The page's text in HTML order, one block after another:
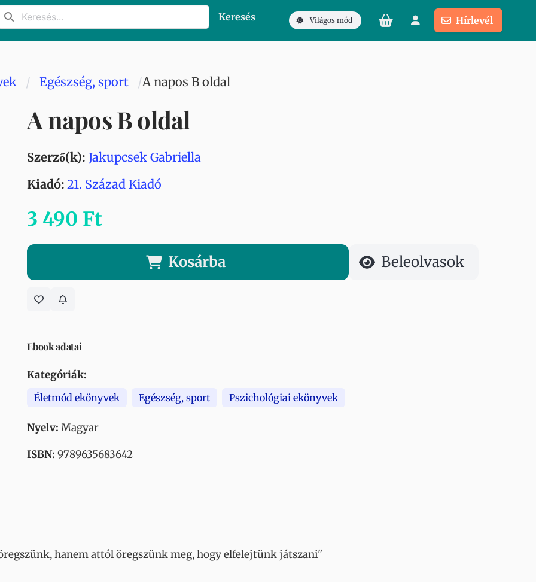
Keresés Világos mód Hírlevél
Egészség, sport A napos B oldal
A napos B oldal
Szerző(k): Jakupcsek Gabriella
Kiadó: 21. Század Kiadó
3 490 Ft
Kosárba Beleolvasok
Ebook adatai
Kategóriák:
Életmód ekönyvek Egészség, sport Pszichológiai ekönyvek
Nyelv: Magyar
ISBN: 9789635683642
hanem attól öregszünk meg, hogy elfelejtünk játszani"